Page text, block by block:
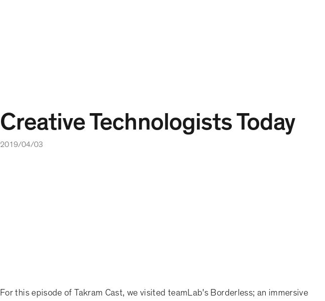
Creative Technologists Today
2019/04/03
For this episode of Takram Cast, we visited teamLab's Borderless; an immersive